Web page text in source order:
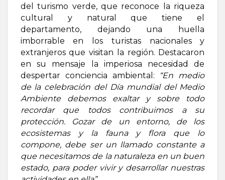
del turismo verde, que reconoce la riqueza
cultural y natural que tiene el
departamento, dejando una huella
imborrable en los turistas nacionales y
extranjeros que visitan la región. Destacaron
en su mensaje la imperiosa necesidad de
despertar conciencia ambiental:
“En medio
de la celebración del Día mundial del Medio
Ambiente debemos exaltar y sobre todo
recordar que todos contribuimos a su
protección. Gozar de un entorno, de los
ecosistemas y la fauna y flora que lo
compone, debe ser un llamado constante a
que necesitamos de la naturaleza en un buen
estado, para poder vivir y desarrollar nuestras